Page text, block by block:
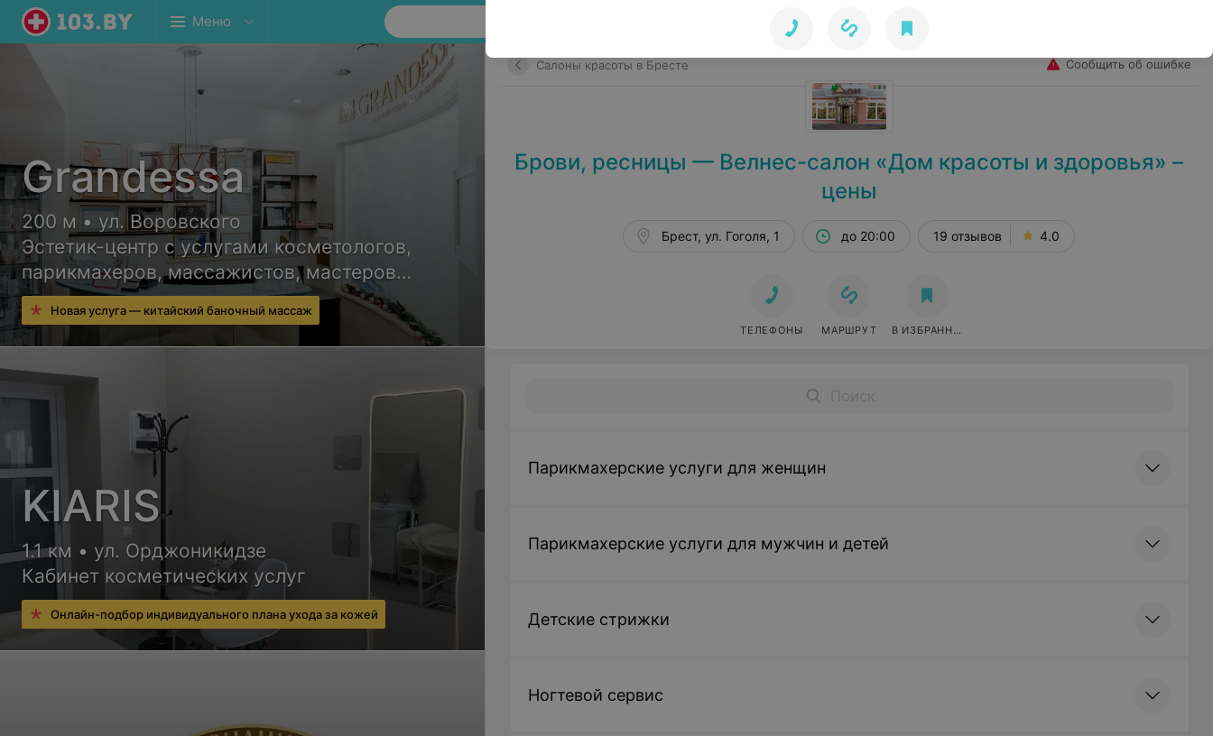
Меню
Салоны красоты в Бресте Сообщить об ошибке
Брови, ресницы — Велнес-салон «Дом красоты и здоровья» –
цены
Брест, ул. Гоголя, 1 до 20:00 19 отзывов 4.0
ТЕЛЕФОНЫ МАРШРУТ В ИЗБРАННОЕ
Парикмахерские услуги для женщин
Парикмахерские услуги для мужчин и детей
Детские стрижки
Ногтевой сервис
Grandessa
200 м • ул. Воровского
Эстетик-центр с услугами косметологов,
парикмахеров, массажистов, мастеров
ногтевого сервиса и других специалистов
Новая услуга — китайский баночный массаж
KIARIS
1.1 км • ул. Орджоникидзе
Кабинет косметических услуг
Онлайн-подбор индивидуального плана ухода за кожей